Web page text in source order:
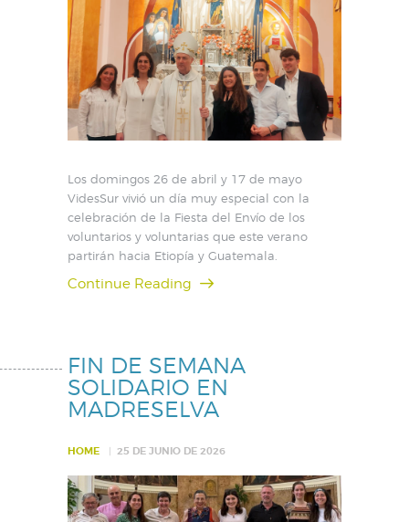
Los domingos 26 de abril y 17 de mayo
VidesSur vivió un día muy especial con la
celebración de la Fiesta del Envío de los
voluntarios y voluntarias que este verano
partirán hacia Etiopía y Guatemala.
Continue Reading
FIN DE SEMANA
SOLIDARIO EN
MADRESELVA
HOME 25 DE JUNIO DE 2026